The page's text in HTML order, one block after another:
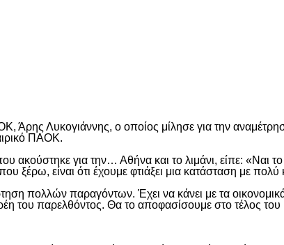
Λυκογιάννης, ο οποίος μίλησε για την
ΠΑΟΚ.
ακούστηκε για την… Αθήνα και το λιμάνι, είπε: «Ναι
ξέρω, είναι ότι έχουμε φτιάξει μια κατάσταση με
πολλών παραγόντων. Έχει να κάνει με τα
του παρελθόντος. Θα το αποφασίσουμε στο τέλος